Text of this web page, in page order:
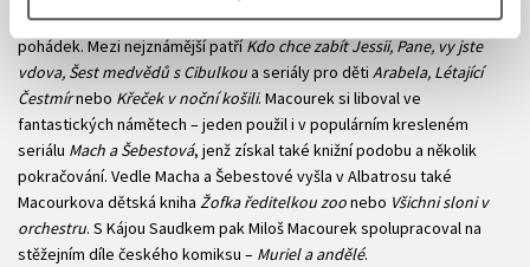
Básník, dramatik, scenárista populárních filmových komedií a
pohádek. Mezi nejznámější patříKdo chce zabít Jessii, Pane, vy jste
vdova, Šest medvědů s Cibulkoua seriály pro děti Arabela, Létající
Čestmírnebo Křeček v noční košili. Macourek si liboval ve
fantastických námětech – jeden použil i v populárním kresleném
seriálu Mach a Šebestová, jenž získal také knižní podobu a několik
pokračování. Vedle Macha a Šebestové vyšla v Albatrosu také
Macourkova dětská kniha Žofka ředitelkou zoonebo Všichni sloni v
orchestru. S Kájou Saudkem pak Miloš Macourek spolupracoval na
stěžejním díle českého komiksu – Muriel a andělé.